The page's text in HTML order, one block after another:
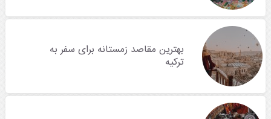
بهترین مقاصد زمستانه برای سفر به
ترکیه